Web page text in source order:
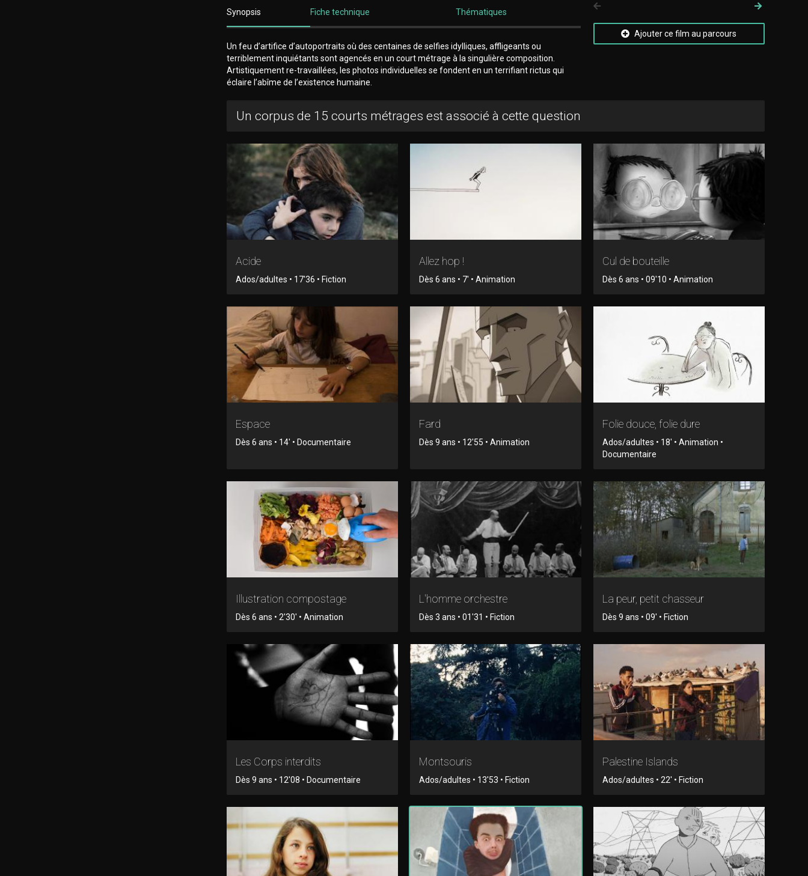
Synopsis Fiche technique Thématiques
Un feu d’artifice d’autoportraits où des centaines de selfies idylliques, affligeants ou
terriblement inquiétants sont agencés en un court métrage à la singulière composition.
Artistiquement re-travaillées, les photos individuelles se fondent en un terrifiant rictus qui
éclaire l’abîme de l’existence humaine.
Suivant
Ajouter ce film au parcours
Un corpus de 15 courts métrages est associé à cette question
Acide
Ados/adultes • 17'36 • Fiction
Allez hop !
Dès 6 ans • 7' • Animation
Cul de bouteille
Dès 6 ans • 09'10 • Animation
Espace
Dès 6 ans • 14' • Documentaire
Fard
Dès 9 ans • 12'55 • Animation
Folie douce, folie dure
Ados/adultes • 18' • Animation •
Documentaire
Illustration compostage
Dès 6 ans • 2'30' • Animation
L'homme orchestre
Dès 3 ans • 01'31 • Fiction
La peur, petit chasseur
Dès 9 ans • 09' • Fiction
Les Corps interdits
Dès 9 ans • 12'08 • Documentaire
Montsouris
Ados/adultes • 13'53 • Fiction
Palestine Islands
Ados/adultes • 22' • Fiction